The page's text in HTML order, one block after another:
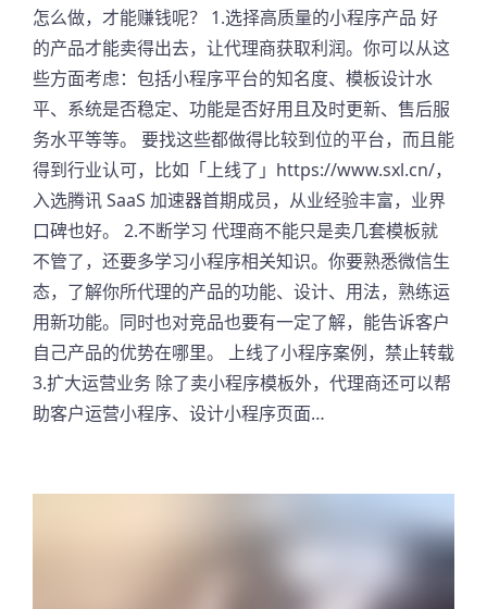
怎么做，才能赚钱呢？ 1.选择高质量的小程序产品 好
的产品才能卖得出去，让代理商获取利润。你可以从这
些方面考虑：包括小程序平台的知名度、模板设计水
平、系统是否稳定、功能是否好用且及时更新、售后服
务水平等等。 要找这些都做得比较到位的平台，而且能
得到行业认可，比如「上线了」https://www.sxl.cn/，
入选腾讯 SaaS 加速器首期成员，从业经验丰富，业界
口碑也好。 2.不断学习 代理商不能只是卖几套模板就
不管了，还要多学习小程序相关知识。你要熟悉微信生
态，了解你所代理的产品的功能、设计、用法，熟练运
用新功能。同时也对竞品也要有一定了解，能告诉客户
自己产品的优势在哪里。 上线了小程序案例，禁止转载
3.扩大运营业务 除了卖小程序模板外，代理商还可以帮
助客户运营小程序、设计小程序页面…